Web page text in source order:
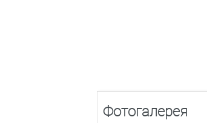
Фотогалерея